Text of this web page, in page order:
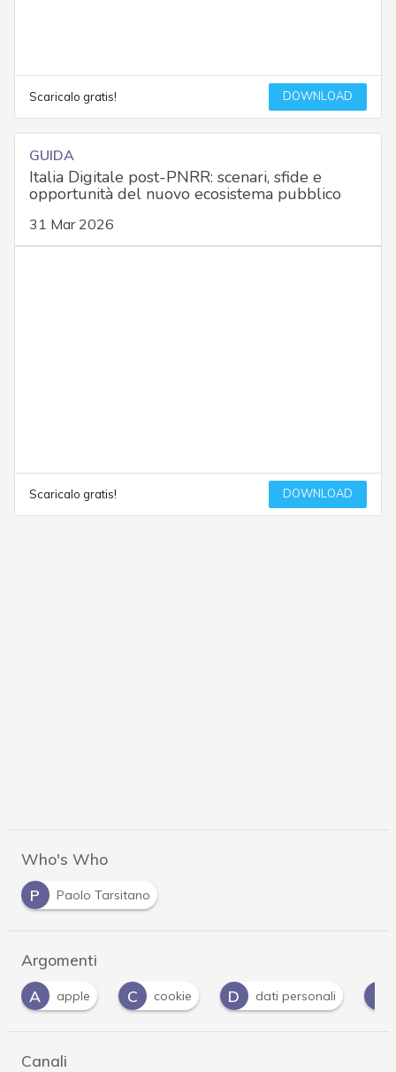
Scaricalo gratis! DOWNLOAD
GUIDA
Italia Digitale post-PNRR: scenari, sfide e
opportunità del nuovo ecosistema pubblico
31 Mar 2026
Scaricalo gratis! DOWNLOAD
Who's Who
P
Paolo Tarsitano
Argomenti
C
cookie D dati personali I iOS P
Canali